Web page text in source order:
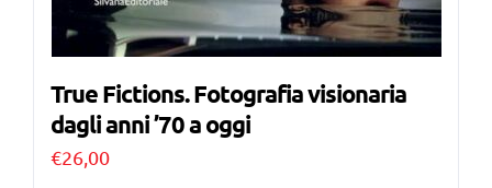
True Fictions. Fotografia visionaria
dagli anni ’70 a oggi
€26,00